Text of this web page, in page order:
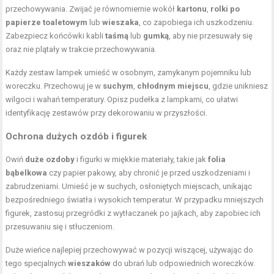
przechowywania. Zwijać je równomiernie wokół kartonu, rolki po
papierze toaletowym lubwieszaka, co zapobiega ich uszkodzeniu.
Zabezpiecz końcówki kablitaśmą lub gumką, aby nie przesuwały się
oraz nie plątały w trakcie przechowywania.
Każdy zestaw lampek umieść w osobnym, zamykanym pojemniku lub
woreczku. Przechowuj je w suchym, chłodnym miejscu, gdzie unikniesz
wilgoci i wahań temperatury. Opisz pudełka z lampkami, co ułatwi
identyfikację zestawów przy dekorowaniu w przyszłości.
Ochrona dużych ozdób i figurek
Owiń duże ozdoby i figurki w miękkie materiały, takie jakfolia
bąbelkowa czy papier pakowy, aby chronić je przed uszkodzeniami i
zabrudzeniami. Umieść je w suchych, osłoniętych miejscach, unikając
bezpośredniego światła i wysokich temperatur. W przypadku mniejszych
figurek, zastosuj przegródki z wytłaczanek po jajkach, aby zapobiec ich
przesuwaniu się i stłuczeniom.
Duże wieńce najlepiej przechowywać w pozycji wiszącej, używając do
tego specjalnychwieszaków do ubrań lub odpowiednich woreczków.